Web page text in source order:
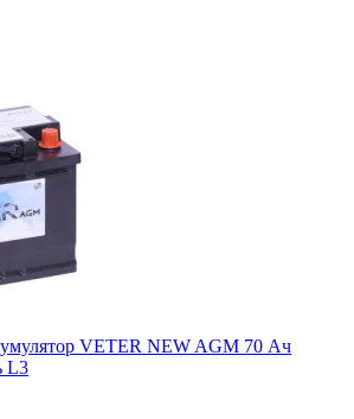
VETER NEW AGM 70 Ач
L3